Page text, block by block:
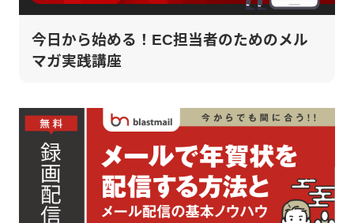
今日から始める！EC担当者のためのメル
マガ実践講座